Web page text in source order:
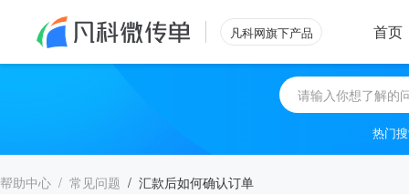
凡科网旗下产品 首页
热门
帮助中心 / 常见问题 / 汇款后如何确认订单